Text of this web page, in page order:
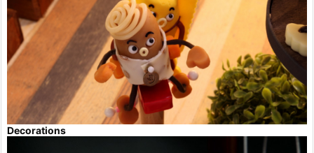
Decorations